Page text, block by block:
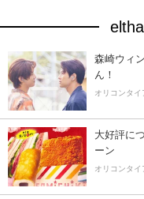
森崎ウィ
ん！
オリコンタイ
大好評に
ーン
オリコンタイ